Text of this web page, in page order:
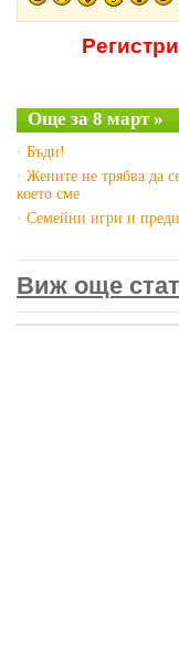
Още за 8 март »
· Бъди!
· Жените не трябва да
което сме
· Семейни игри и
Виж още